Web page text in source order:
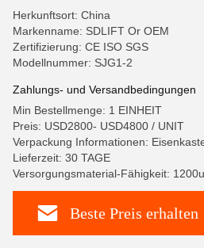
Herkunftsort: China
Markenname: SDLIFT Or OEM
Zertifizierung: CE ISO SGS
Modellnummer: SJG1-2
Zahlungs- und Versandbedingungen
Min Bestellmenge: 1 EINHEIT
Preis: USD2800- USD4800 / UNIT
Verpackung Informationen:
Lieferzeit: 30 TAGE
Versorgungsmaterial-Fähigkeit:
Beste Preis erhalten